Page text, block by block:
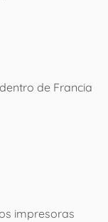
de Francia
impresoras